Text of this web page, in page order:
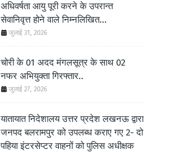
अधिवर्षता आयु पूरी करने के उपरान्त
सेवानिवृत्त होने वाले निम्नलिखित...
जुलाई 31, 2026
चोरी के 01 अदद मंगलसूत्र के साथ 02
नफर अभियुक्ता गिरफ्तार..
जुलाई 27, 2026
यातायात निदेशालय उत्तर प्रदेश लखनऊ द्वारा
जनपद बलरामपुर को उपलब्ध कराए गए 2- दो
पहिया इंटरसेप्टर वाहनों को पुलिस अधीक्षक